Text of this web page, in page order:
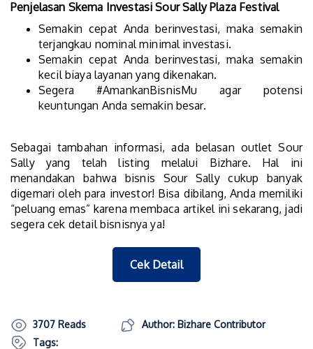
Penjelasan Skema Investasi Sour Sally Plaza Festival
Semakin cepat Anda berinvestasi, maka semakin
terjangkau nominal minimal investasi.
Semakin cepat Anda berinvestasi, maka semakin
kecil biaya layanan yang dikenakan.
Segera #AmankanBisnisMu agar potensi
keuntungan Anda semakin besar.
Sebagai tambahan informasi, ada belasan outlet Sour
Sally yang telah listing melalui Bizhare. Hal ini
menandakan bahwa bisnis Sour Sally cukup banyak
digemari oleh para investor! Bisa dibilang, Anda memiliki
“peluang emas” karena membaca artikel ini sekarang, jadi
segera cek detail bisnisnya ya!
Cek Detail
3707 Reads
Author: Bizhare Contributor
Tags: